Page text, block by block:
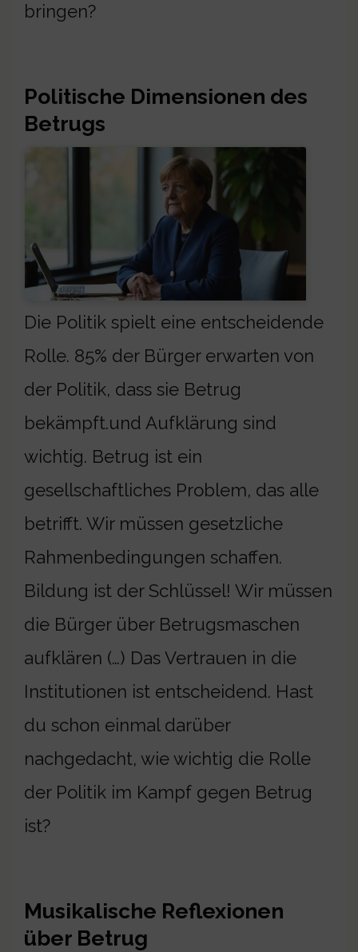
bringen?
Politische Dimensionen des
Betrugs
Die Politik spielt eine entscheidende
Rolle. 85% der Bürger erwarten von
der Politik, dass sie Betrug
bekämpft.und Aufklärung sind
wichtig. Betrug ist ein
gesellschaftliches Problem, das alle
betrifft. Wir müssen gesetzliche
Rahmenbedingungen schaffen.
Bildung ist der Schlüssel! Wir müssen
die Bürger über Betrugsmaschen
aufklären (…) Das Vertrauen in die
Institutionen ist entscheidend. Hast
du schon einmal darüber
nachgedacht, wie wichtig die Rolle
der Politik im Kampf gegen Betrug
ist?
Musikalische Reflexionen
über Betrug